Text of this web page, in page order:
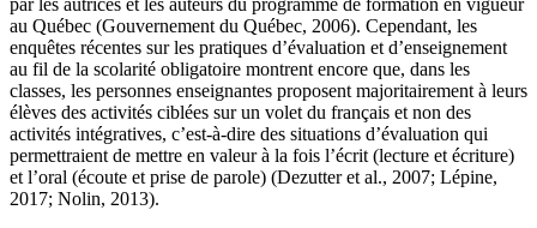
par les autrices et les auteurs du programme de formation en vigueur
au Québec (Gouvernement du Québec, 2006). Cependant, les
enquêtes récentes sur les pratiques d’évaluation et d’enseignement
au fil de la scolarité obligatoire montrent encore que, dans les
classes, les personnes enseignantes proposent majoritairement à leurs
élèves des activités ciblées sur un volet du français et non des
activités intégratives, c’est-à-dire des situations d’évaluation qui
permettraient de mettre en valeur à la fois l’écrit (lecture et écriture)
et l’oral (écoute et prise de parole) (Dezutter et al., 2007; Lépine,
2017; Nolin, 2013).